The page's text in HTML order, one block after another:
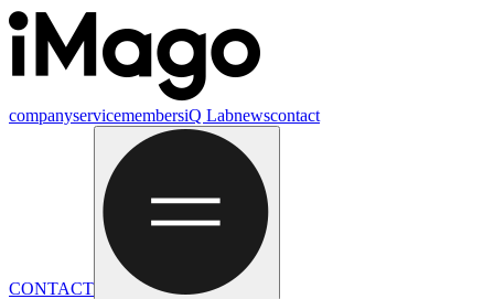
companyservicemembersiQ Labnewscontact
CONTACT